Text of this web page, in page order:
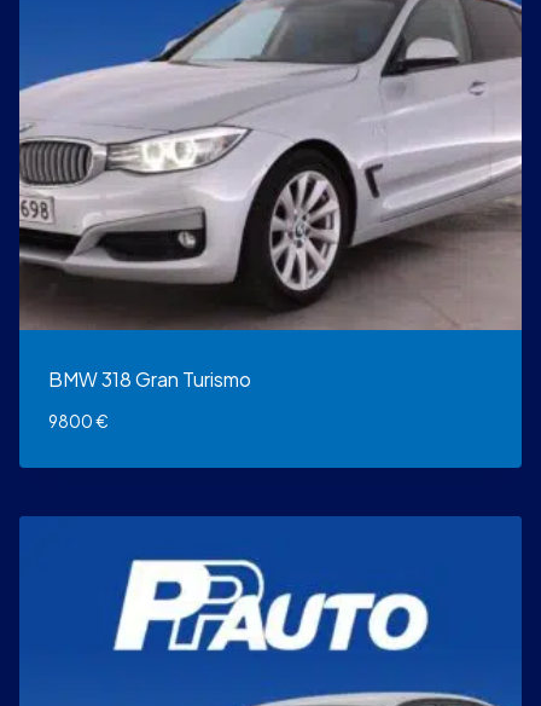
BMW 318 Gran Turismo
9800€